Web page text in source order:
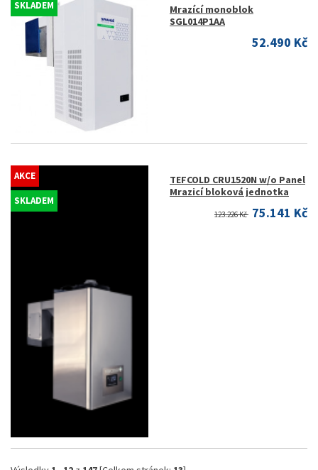
SKLADEM
Mrazící monoblok
SGL014P1AA
52.490 Kč
AKCE
SKLADEM
TEFCOLD CRU1520N w/o Panel
Mrazicí bloková jednotka
123.226 Kč 75.141 Kč